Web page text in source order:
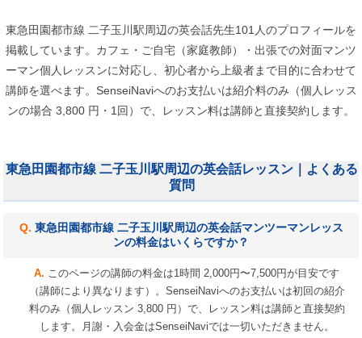
東急田園都市線 二子玉川駅周辺の英会話先生101人のプロフィールを
掲載しています。カフェ・ご自宅（家庭教師）・出張での対面マンツ
ーマン個人レッスンに対応し、初心者から上級者まで目的に合わせて
講師を選べます。SenseiNaviへのお支払いは紹介料のみ（個人レッス
ンの場合 3,800 円・1回）で、レッスン料は講師と直接契約します。
東急田園都市線 二子玉川駅周辺の英会話レッスン｜よくある
質問
東急田園都市線 二子玉川駅周辺の英会話マンツーマンレッス
ンの料金はいくらですか？
このページの講師の料金は1時間 2,000円〜7,500円が目安です
（講師により異なります）。SenseiNaviへのお支払いは初回の紹介
料のみ（個人レッスン 3,800 円）で、レッスン料は講師と直接契約
します。月謝・入会金はSenseiNaviでは一切いただきません。